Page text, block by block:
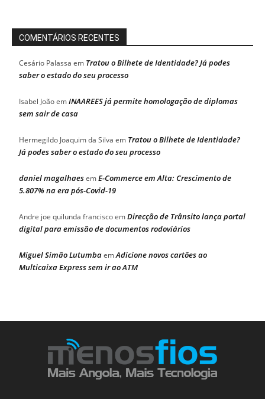
COMENTÁRIOS RECENTES
Cesário Palassa em Tratou o Bilhete de Identidade? Já podes
saber o estado do seu processo
Isabel JoãoemINAAREES já permite homologação de diplomas
sem sair de casa
Hermegildo Joaquim da Silva em Tratou o Bilhete de Identidade?
Já podes saber o estado do seu processo
daniel magalhaesemE-Commerce em Alta: Crescimento de
5.807% na era pós-Covid-19
Andre joe quilunda franciscoemDirecção de Trânsito lança portal
digital para emissão de documentos rodoviários
Miguel Simão LutumbaemAdicione novos cartões ao
Multicaixa Express sem ir ao ATM